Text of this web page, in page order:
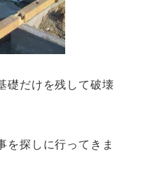
礎だけを残して破壊
を探しに行ってきま